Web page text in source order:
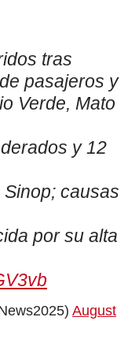
tras
pasajeros y
Verde, Mato
y 12
causas
por su alta
August